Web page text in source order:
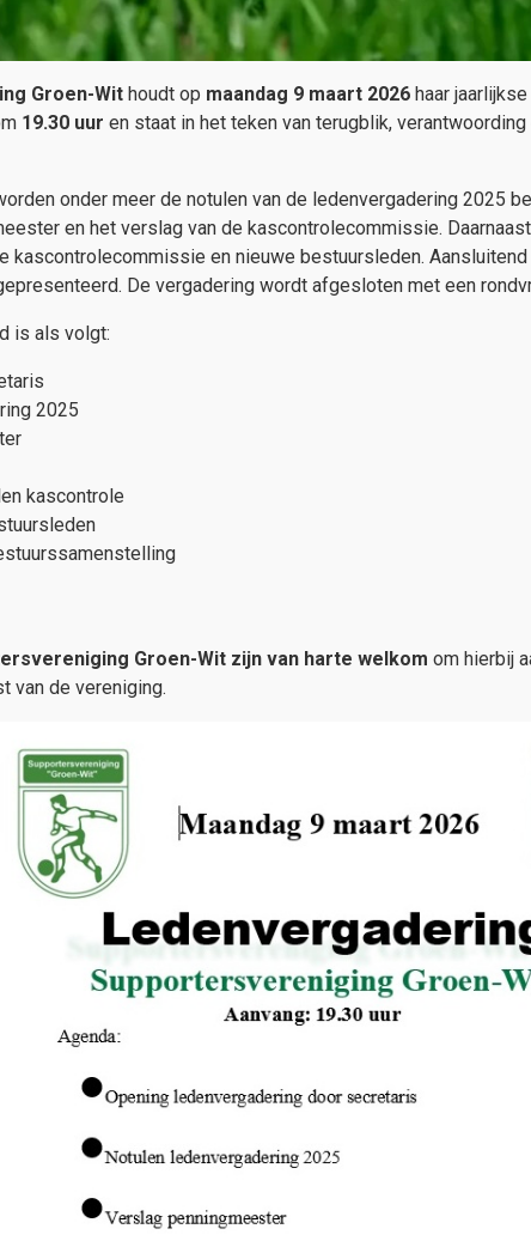
Groen-Wit houdt op maandag 9 maart 2026 haar jaarlijkse
19.30 uur en staat in het teken van terugblik,
onder meer de notulen van de ledenvergadering 2025
en het verslag van de kascontrolecommissie.
kascontrolecommissie en nieuwe bestuursleden.
De vergadering wordt afgesloten met een
is als volgt:
2025
kascontrole
Groen-Wit zijn van harte welkom om hierbij
van de vereniging.